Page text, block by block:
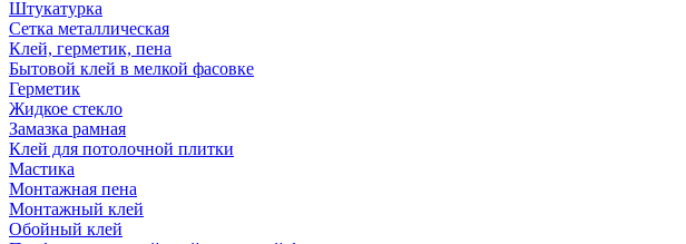
Штукатурка
Сетка металлическая
Клей, герметик, пена
Бытовой клей в мелкой фасовке
Герметик
Жидкое стекло
Замазка рамная
Клей для потолочной плитки
Мастика
Монтажная пена
Монтажный клей
Обойный клей